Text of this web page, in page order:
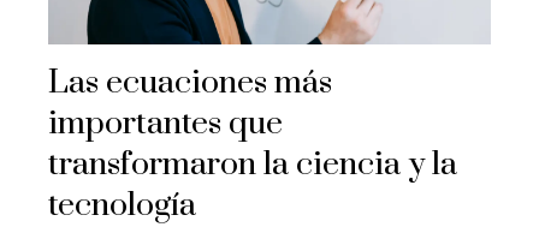
Las ecuaciones más
importantes que
transformaron la ciencia y la
tecnología